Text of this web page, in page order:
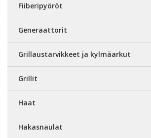
Fiiberipyöröt
Generaattorit
Grillaustarvikkeet ja kylmäarkut
Grillit
Haat
Hakasnaulat